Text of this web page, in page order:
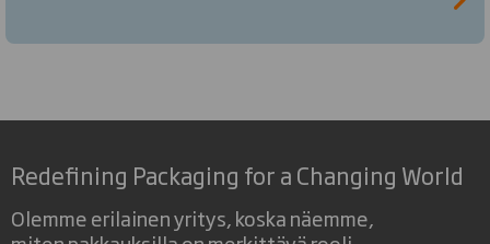
Redefining Packaging for a Changing World
Olemme erilainen yritys, koska näemme,